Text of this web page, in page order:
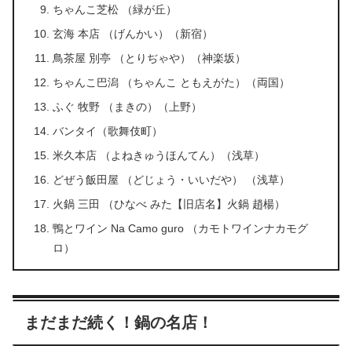
ちゃんこ芝松 （緑が丘）
玄海 本店 （げんかい）（新宿）
鳥茶屋 別亭 （とりぢゃや）（神楽坂）
ちゃんこ巴潟 （ちゃんこ ともえがた）（両国）
ふぐ 牧野 （まきの）（上野）
バンタイ（歌舞伎町）
米久本店 （よねきゅうほんてん）（浅草）
どぜう飯田屋 （どじょう・いいだや） （浅草）
火鍋 三田 （ひなべ みた【旧店名】火鍋 趙楊）
鴨とワイン Na Camo guro （カモトワインナカモグ
ロ）
まだまだ続く！鍋の名店！